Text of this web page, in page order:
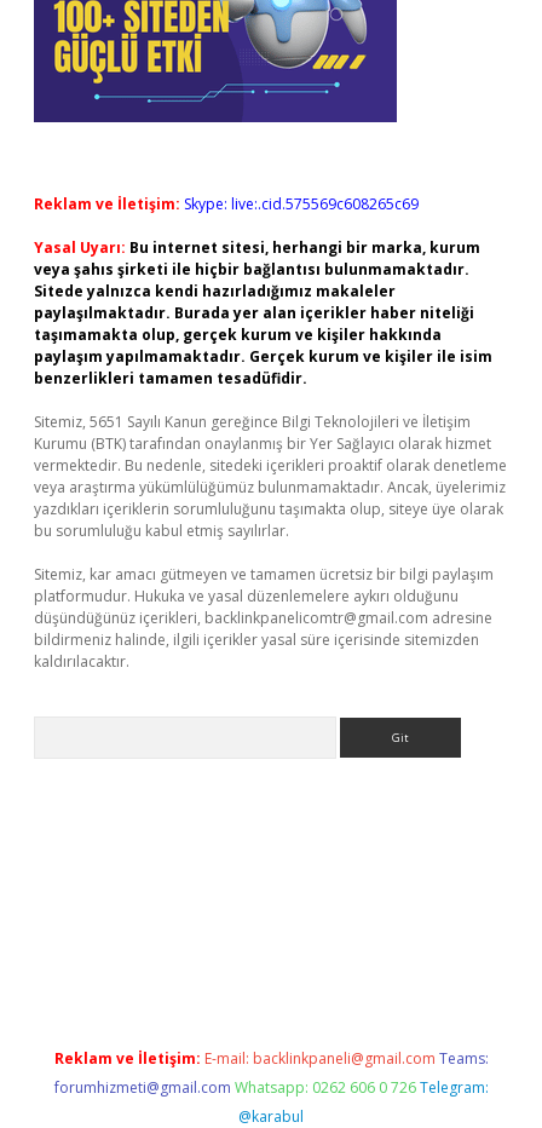
Reklam ve İletişim: Skype: live:.cid.575569c608265c69
Yasal Uyarı: Bu internet sitesi, herhangi bir marka, kurum
veya şahıs şirketi ile hiçbir bağlantısı bulunmamaktadır.
Sitede yalnızca kendi hazırladığımız makaleler
paylaşılmaktadır. Burada yer alan içerikler haber niteliği
taşımamakta olup, gerçek kurum ve kişiler hakkında
paylaşım yapılmamaktadır. Gerçek kurum ve kişiler ile isim
benzerlikleri tamamen tesadüfidir.
Sitemiz, 5651 Sayılı Kanun gereğince Bilgi Teknolojileri ve İletişim
Kurumu (BTK) tarafından onaylanmış bir Yer Sağlayıcı olarak hizmet
vermektedir. Bu nedenle, sitedeki içerikleri proaktif olarak denetleme
veya araştırma yükümlülüğümüz bulunmamaktadır. Ancak, üyelerimiz
yazdıkları içeriklerin sorumluluğunu taşımakta olup, siteye üye olarak
bu sorumluluğu kabul etmiş sayılırlar.
Sitemiz, kar amacı gütmeyen ve tamamen ücretsiz bir bilgi paylaşım
platformudur. Hukuka ve yasal düzenlemelere aykırı olduğunu
düşündüğünüz içerikleri, backlinkpanelicomtr@gmail.com adresine
bildirmeniz halinde, ilgili içerikler yasal süre içerisinde sitemizden
kaldırılacaktır.
Reklam ve İletişim: E-mail: backlinkpaneli@gmail.com Teams:
forumhizmeti@gmail.com Whatsapp: 0262 606 0 726 Telegram:
@karabul